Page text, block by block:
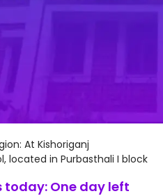
At Kishoriganj
located in Purbasthali I block
today: One day left